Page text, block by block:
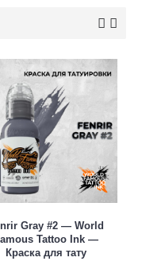
Gray #2 — World
Tattoo Ink —
Краска для тату